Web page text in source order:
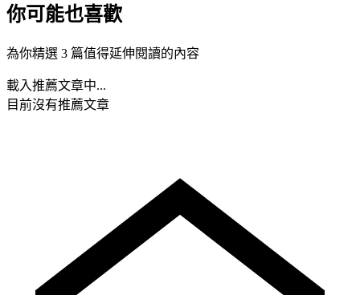
你可能也喜歡
為你精選 3 篇值得延伸閱讀的內容
載入推薦文章中...
目前沒有推薦文章